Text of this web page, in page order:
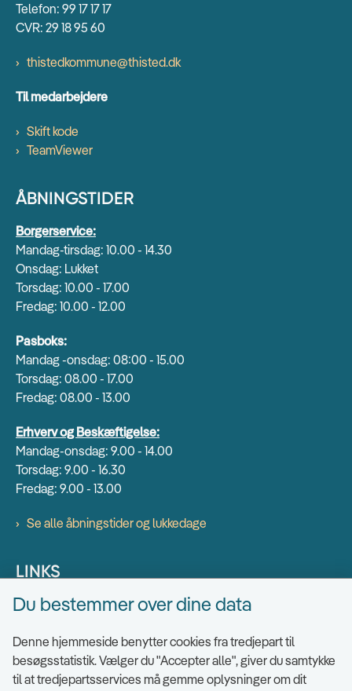
Telefon: 99 17 17 17
CVR: 29 18 95 60
thistedkommune@thisted.dk
Til medarbejdere
Skift kode
TeamViewer
ÅBNINGSTIDER
Borgerservice:
Mandag-tirsdag: 10.00 - 14.30
Onsdag: Lukket
Torsdag: 10.00 - 17.00
Fredag: 10.00 - 12.00
Pasboks:
Mandag -onsdag: 08:00 - 15.00
Torsdag: 08.00 - 17.00
Fredag: 08.00 - 13.00
Erhverv og Beskæftigelse:
Mandag-onsdag: 9.00 - 14.00
Torsdag: 9.00 - 16.30
Fredag: 9.00 - 13.00
Se alle åbningstider og lukkedage
LINKS
Find EAN numre
Tilgængelighedserklæring
Cookies
Du bestemmer over dine data
Denne hjemmeside benytter cookies fra tredjepart til
besøgsstatistik. Vælger du "Accepter alle", giver du samtykke
til at tredjepartsservices må gemme oplysninger om dit